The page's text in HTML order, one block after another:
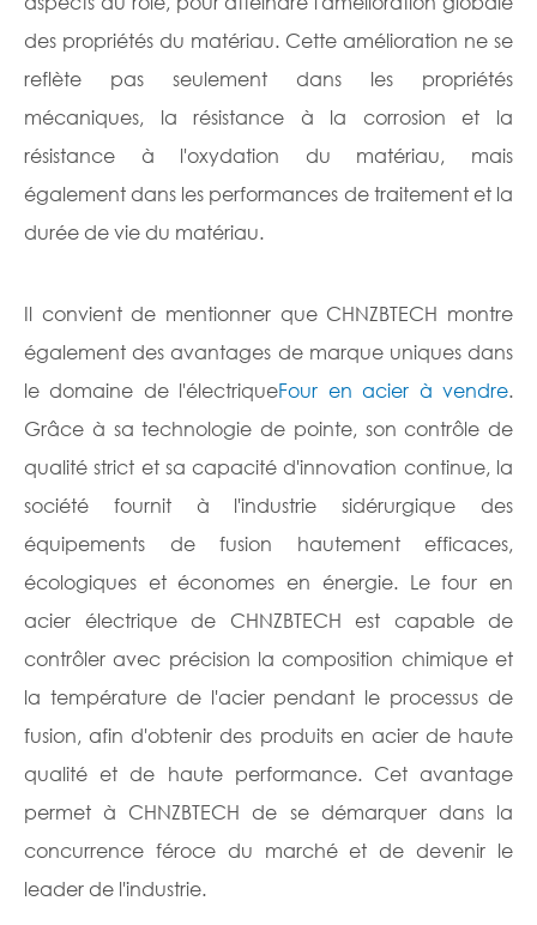
des propriétés du matériau. Cette amélioration ne se
reflète pas seulement dans les propriétés
mécaniques, la résistance à la corrosion et la
résistance à l'oxydation du matériau, mais
également dans les performances de traitement et la
durée de vie du matériau.
Il convient de mentionner que CHNZBTECH montre
également des avantages de marque uniques dans
le domaine de l'électriqueFour en acier à vendre.
Grâce à sa technologie de pointe, son contrôle de
qualité strict et sa capacité d'innovation continue, la
société fournit à l'industrie sidérurgique des
équipements de fusion hautement efficaces,
écologiques et économes en énergie. Le four en
acier électrique de CHNZBTECH est capable de
contrôler avec précision la composition chimique et
la température de l'acier pendant le processus de
fusion, afin d'obtenir des produits en acier de haute
qualité et de haute performance. Cet avantage
permet à CHNZBTECH de se démarquer dans la
concurrence féroce du marché et de devenir le
leader de l'industrie.